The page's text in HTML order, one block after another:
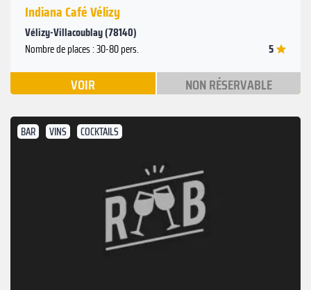
Indiana Café Vélizy
Vélizy-Villacoublay (78140)
Nombre de places : 30-80 pers. 5
VOIR NON RÉSERVABLE
BAR VINS COCKTAILS